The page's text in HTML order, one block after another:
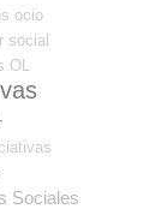
ocio
social
Sociales